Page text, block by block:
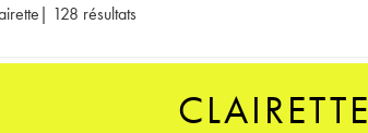
| 128 résultats
CLAIRETTE